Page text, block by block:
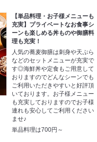
【単品料理・お子様メニューも
充実】プライベートなお食事シ
ーンも楽しめる丼ものや御膳料
理も充実！
人気の蕎麦御膳は刺身や天ぷら
などのセットメニューが充実で
す◎海鮮丼や定食もご用意して
おりますのでどんなシーンでも
ご利用いただきやすいと好評頂
いております。お子様メニュー
も充実しておりますのでお子様
連れも安心してご利用ください
ませ♪
単品料理は700円～